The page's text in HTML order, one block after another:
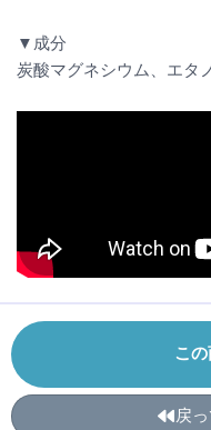
▼成分
炭酸マグネシウム、エタ
こ
戻